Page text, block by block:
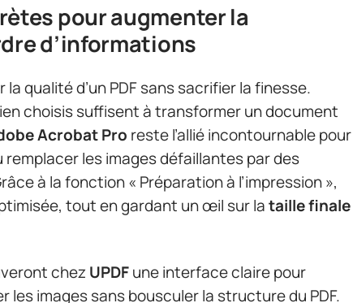
pour augmenter la
d’informations
qualité d’un PDF sans sacrifier la finesse.
choisis suffisent à transformer un document
Acrobat Pro reste l’allié incontournable pour
remplacer les images défaillantes par des
à la fonction « Préparation à l’impression »,
tout en gardant un œil sur lataille finale
chez UPDFune interface claire pour
les images sans bousculer la structure du PDF.